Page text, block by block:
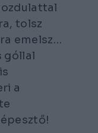
tolsz
emelsz…
góllal
a